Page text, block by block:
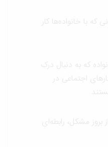
خانواده‌ها کار
به دنبال درک
اجتماعی در
مشکل، رابطه‌ای